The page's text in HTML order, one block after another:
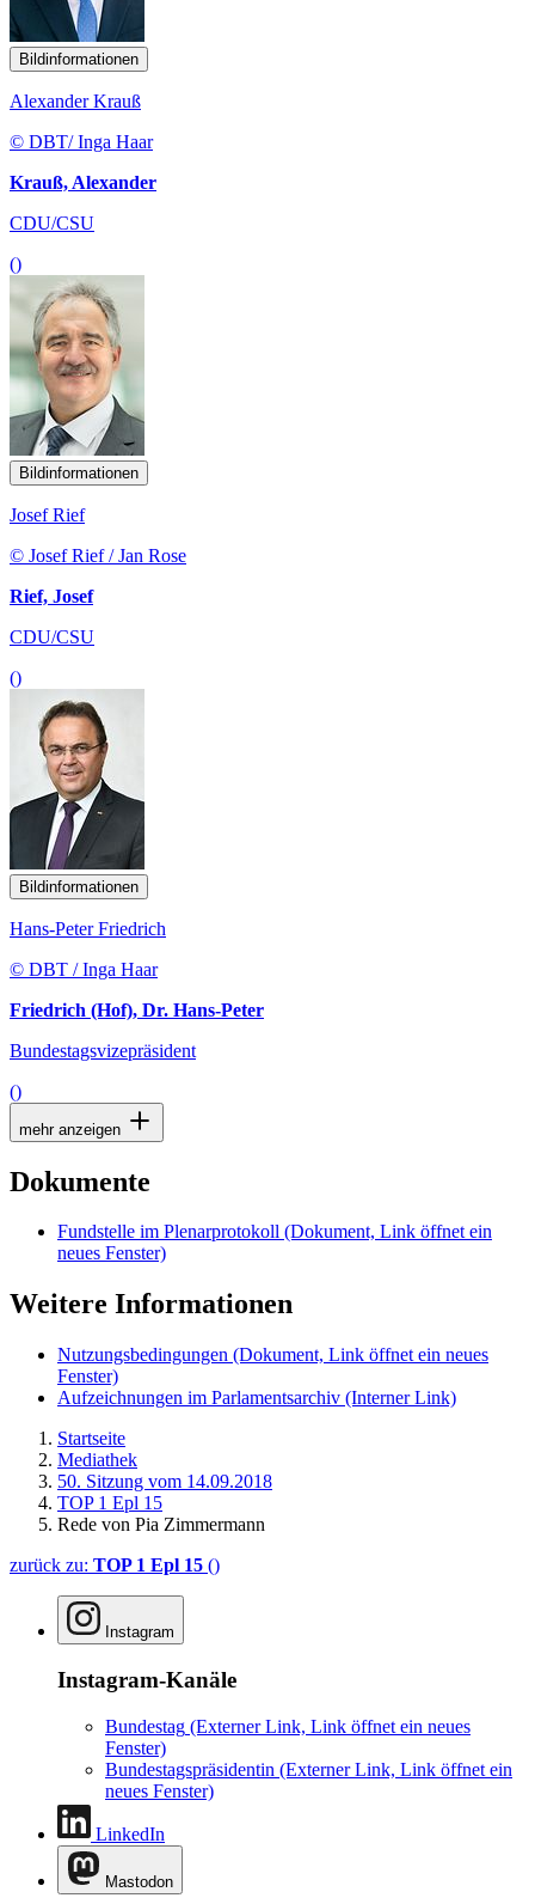
Bildinformationen
Alexander Krauß
© DBT/ Inga Haar
Krauß, Alexander
CDU/CSU
()
Bildinformationen
Josef Rief
© Josef Rief / Jan Rose
Rief, Josef
CDU/CSU
()
Bildinformationen
Hans-Peter Friedrich
© DBT / Inga Haar
Friedrich (Hof), Dr. Hans-Peter
Bundestagsvizepräsident
()
mehr anzeigen
Dokumente
Fundstelle im Plenarprotokoll (Dokument, Link öffnet ein
neues Fenster)
Weitere Informationen
Nutzungsbedingungen (Dokument, Link öffnet ein neues
Fenster)
Aufzeichnungen im Parlamentsarchiv (Interner Link)
Startseite
Mediathek
50. Sitzung vom 14.09.2018
TOP 1 Epl 15
Rede von Pia Zimmermann
zurück zu: TOP 1 Epl 15 ()
Instagram
Instagram-Kanäle
Bundestag (Externer Link, Link öffnet ein neues
Fenster)
Bundestagspräsidentin (Externer Link, Link öffnet ein
neues Fenster)
LinkedIn
Mastodon